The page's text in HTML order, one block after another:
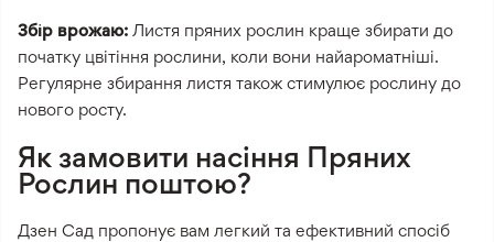
Збір врожаю: Листя пряних рослин краще збирати до
початку цвітіння рослини, коли вони найароматніші.
Регулярне збирання листя також стимулює рослину до
нового росту.
Як замовити насіння Пряних
Рослин поштою?
Дзен Сад пропонує вам легкий та ефективний спосіб